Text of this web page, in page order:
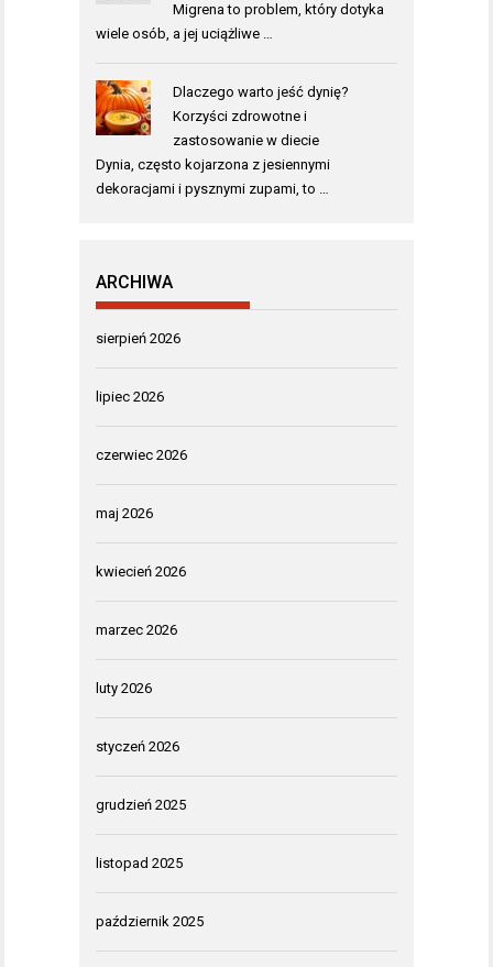
Migrena to problem, który dotyka
wiele osób, a jej uciążliwe …
Dlaczego warto jeść dynię?
Korzyści zdrowotne i
zastosowanie w diecie
Dynia, często kojarzona z jesiennymi
dekoracjami i pysznymi zupami, to …
ARCHIWA
sierpień 2026
lipiec 2026
czerwiec 2026
maj 2026
kwiecień 2026
marzec 2026
luty 2026
styczeń 2026
grudzień 2025
listopad 2025
październik 2025